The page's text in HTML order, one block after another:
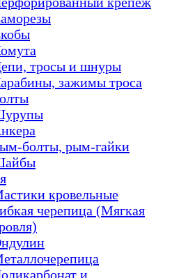
тросы и шнуры
зажимы троса
болты, рым-гайки
кровельные
черепица (Мягкая
и